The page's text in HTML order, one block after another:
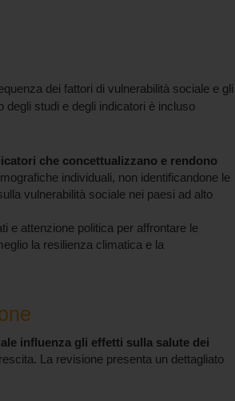
dei fattori di vulnerabilità sociale e gli
degli studi e degli indicatori è incluso
che concettualizzano e rendono
individuali, non identificandone le
vulnerabilità sociale nei paesi ad alto
e attenzione politica per affrontare le
la resilienza climatica e la
influenza gli effetti sulla salute dei
La revisione presenta un dettagliato